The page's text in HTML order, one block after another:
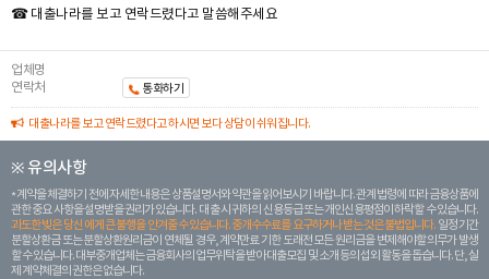
☎ 대출나라를 보고 연락드렸다고 말씀해주세요
업체명
연락처
통화하기
대출나라를 보고 연락드렸다고 하시면 보다 상담이 쉬워집니다.
※ 유의사항
계약을 체결하기 전에 자세한 내용은 상품설명서와 약관을 읽어보시기 바랍니다. 관계 법령에 따라 금융상품에
관한 중요 사항을 설명받을 권리가 있습니다. 대 출 시 귀하의 신용등급 또는 개인신용평점이 하락할 수 있습니다.
과도한 빚은 당신 에게 큰 불행을 안겨줄 수 있습니다. 중개수수료를 요구하거나 받는 것은 불법입니다. 일정 기간
분할상환금 또는 분할상환원리금이 연체될 경우, 계약만료 기한 도래전 모든 원리금을 변제해야할 의무가 발생
할 수 있습니다. 대부중개업체는 금융회사의 업무위탁을 받아 대출모집 및 소개 등의 섭외 활동을 돕습니다. 단, 실
제 계약체결의 권한은 없습니다.